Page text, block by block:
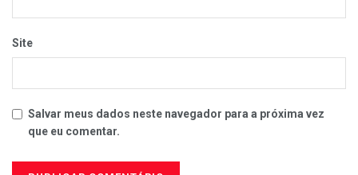
Site
Salvar meus dados neste navegador para a próxima vez
que eu comentar.